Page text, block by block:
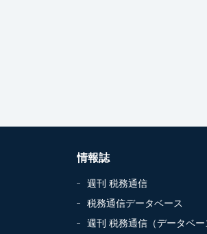
情報誌
週刊 税務通信
税務通信データベース
週刊 税務通信（データベー